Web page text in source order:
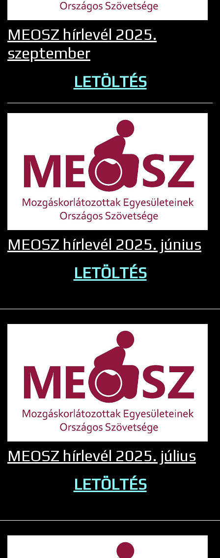
MEOSZ hírlevél 2025.
szeptember
LETÖLTÉS
MEOSZ hírlevél 2025. június
LETÖLTÉS
MEOSZ hírlevél 2025. július
LETÖLTÉS